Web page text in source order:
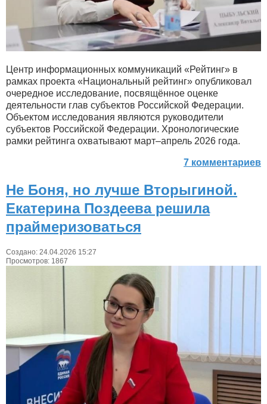
Центр информационных коммуникаций «Рейтинг» в
рамках проекта «Национальный рейтинг» опубликовал
очередное исследование, посвящённое оценке
деятельности глав субъектов Российской Федерации.
Объектом исследования являются руководители
субъектов Российской Федерации. Хронологические
рамки рейтинга охватывают март–апрель 2026 года.
7 комментариев
Не Боня, но лучше Вторыгиной.
Екатерина Поздеева решила
праймеризоваться
Создано: 24.04.2026 15:27
Просмотров: 1867